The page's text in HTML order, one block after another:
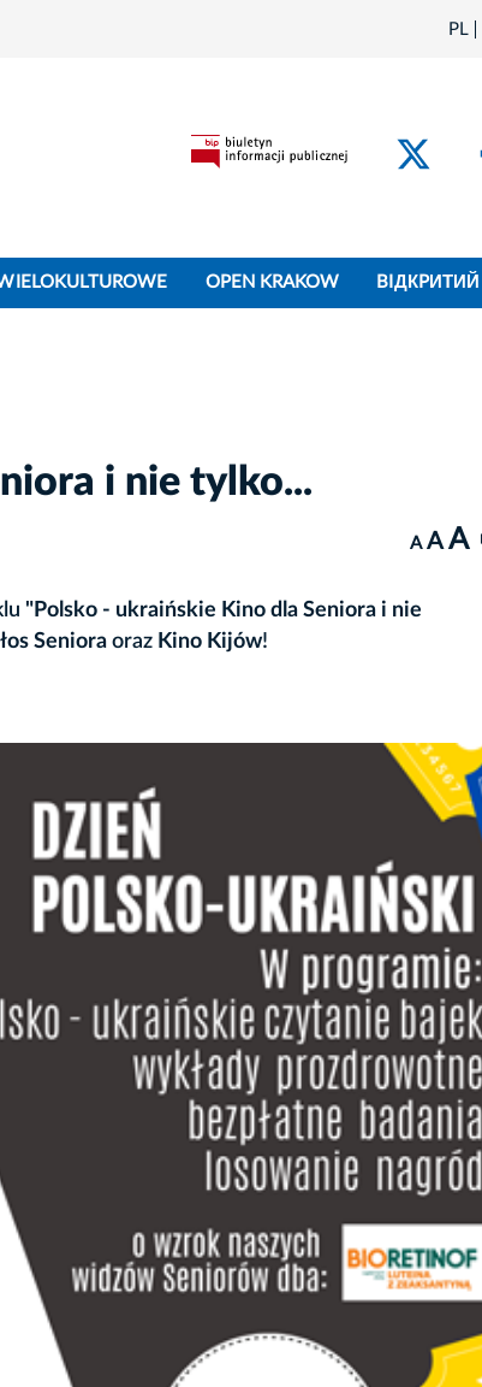
PL
OPEN KRAKOW BIДКPИТИЙ
i nie tylko...
A A A
"Polsko - ukraińskie Kino dla Seniora i nie
Seniora oraz Kino Kijów!